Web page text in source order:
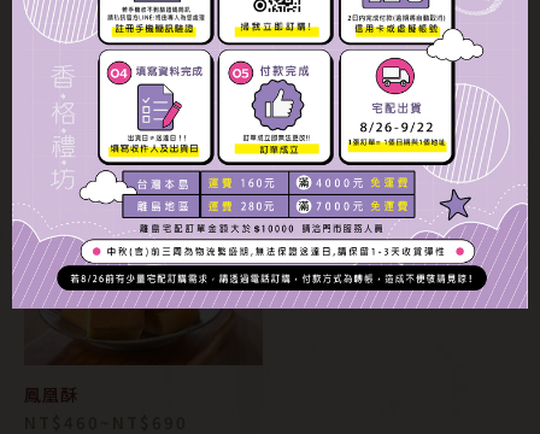
蛋黃酥禮盒
活動訊息
NT$NaN 冷藏 奶蛋素
規格
數量
NT$240~NT$360
鳳梨酥
NT$200~NT$400
鳳凰酥